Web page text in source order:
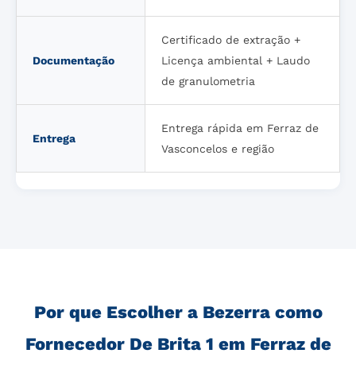
Documentação
Certificado de extração +
Licença ambiental + Laudo
de granulometria
Entrega
Entrega rápida em Ferraz de
Vasconcelos e região
Por que Escolher a Bezerra como
Fornecedor De Brita 1 em Ferraz de